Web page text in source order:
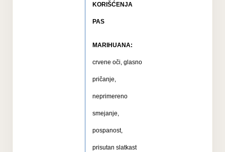
KORIŠĆENJA
PAS
MARIHUANA:
crvene oči, glasno
pričanje,
neprimereno
smejanje,
pospanost,
prisutan slatkast